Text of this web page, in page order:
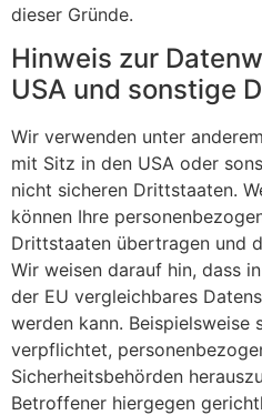
dieser Gründe.
Hinweis zur
USA und sonstige
Wir verwenden unter
mit Sitz in den USA oder
nicht sicheren Drittstaaten.
können Ihre
Drittstaaten übertragen und
Wir weisen darauf hin, dass
der EU vergleichbares
werden kann. Beispielsweise
verpflichtet,
Sicherheitsbehörden
Betroffener hiergegen